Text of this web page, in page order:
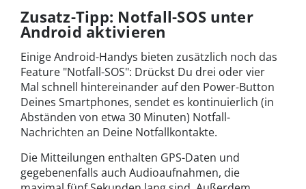
Zusatz-Tipp: Notfall-SOS unter
Android aktivieren
Einige Android-Handys bieten zusätzlich noch das
Feature "Notfall-SOS": Drückst Du drei oder vier
Mal schnell hintereinander auf den Power-Button
Deines Smartphones, sendet es kontinuierlich (in
Abständen von etwa 30 Minuten) Notfall-
Nachrichten an Deine Notfallkontakte.
Die Mitteilungen enthalten GPS-Daten und
gegebenenfalls auch Audioaufnahmen, die